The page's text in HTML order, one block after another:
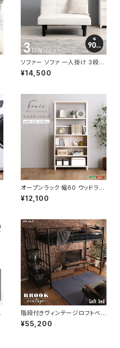
ソファー ソファ 一人掛け 3段階
リクライニング ローソファー 一
人暮らし 新生活 幅90
¥14,500
オープンラック 幅60 ウッドラッ
ク ラック シェルフ 収納棚 マル
チキャビネット ディスプレイラッ
¥12,100
階段付きヴィンテージロフトベッ
ド シングルベッド パイプベッド
ロフトベッド bed ロフト ハシゴ
¥55,200